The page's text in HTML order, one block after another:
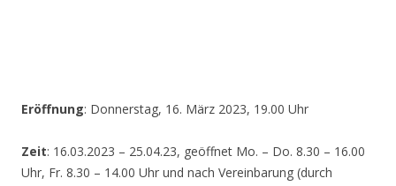
Eröffnung: Donnerstag, 16. März 2023, 19.00 Uhr
Zeit: 16.03.2023 – 25.04.23, geöffnet Mo. – Do. 8.30 – 16.00
Uhr, Fr. 8.30 – 14.00 Uhr und nach Vereinbarung (durch